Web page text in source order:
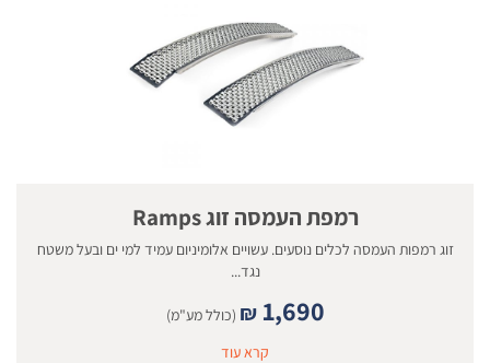
רמפת העמסה זוג Ramps
זוג רמפות העמסה לכלים נוסעים. עשויים אלומיניום עמיד למי ים ובעל משטח
נגד...
₪ 1,690
(כולל מע"מ)
קרא עוד